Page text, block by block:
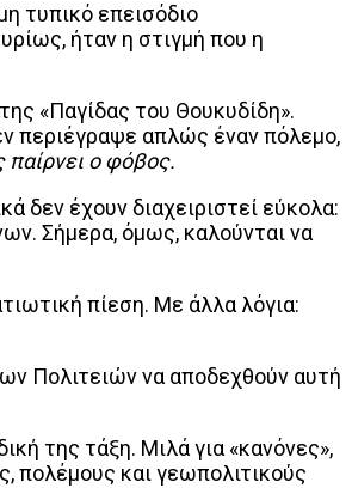
τυπικό επεισόδιο
ήταν η στιγμή που η
«Παγίδας του Θουκυδίδη».
περιέγραψε απλώς έναν πόλεμο,
παίρνει ο φόβος.
δεν έχουν διαχειριστεί εύκολα:
Σήμερα, όμως, καλούνται να
πίεση. Με άλλα λόγια:
Πολιτειών να αποδεχθούν αυτή
της τάξη. Μιλά για «κανόνες»,
πολέμους και γεωπολιτικούς